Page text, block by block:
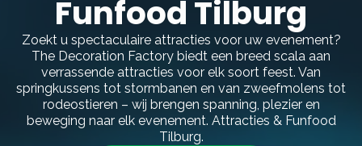
Funfood Tilburg
Zoekt u spectaculaire attracties voor uw evenement?
The Decoration Factory biedt een breed scala aan
verrassende attracties voor elk soort feest. Van
springkussens tot stormbanen en van zweefmolens tot
rodeostieren – wij brengen spanning, plezier en
beweging naar elk evenement. Attracties & Funfood
Tilburg.